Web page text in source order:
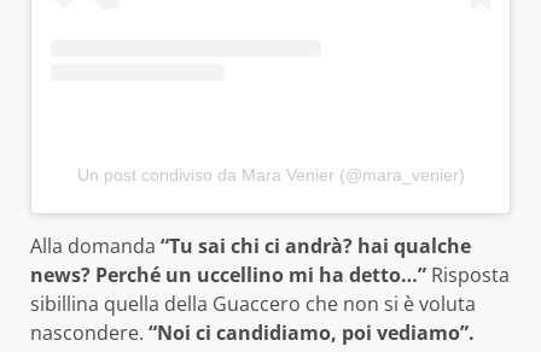
Un post condiviso da Mara Venier (@mara_venier)
Alla domanda “Tu sai chi ci andrà? hai qualche
news? Perché un uccellino mi ha detto…” Risposta
sibillina quella della Guaccero che non si è voluta
nascondere. “Noi ci candidiamo, poi vediamo”.